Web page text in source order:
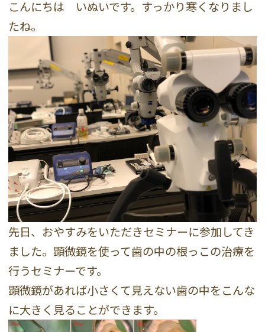
こんにちは いぬいです。すっかり寒くなりまし
たね。
先日、おやすみをいただきセミナーに参加してき
ました。顕微鏡を使って歯の中の根っこの治療を
行うセミナーです。
顕微鏡があれば小さくて見えない歯の中をこんな
に大きく見ることができます。